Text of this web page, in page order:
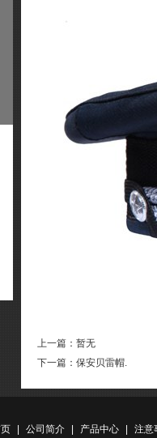
上一篇：暂无
下一篇： 保安贝雷帽.
公司简介 产品中心
注意